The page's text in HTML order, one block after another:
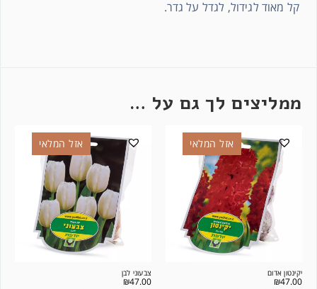
קל מאוד לגידול, לגדל על גדר.
ממליצים לך גם על …
אזל המלאי
יקינטון אדום
₪47.00
אזל המלאי
צבעוני לבן
₪47.00